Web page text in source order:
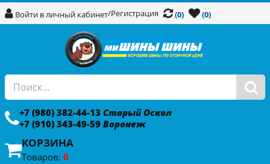
Войти в личный кабинет/Регистрация (0) (0)
+7 (980) 382-44-13 Старый Оскол
+7 (910) 343-49-59 Воронеж
КОРЗИНА
Товаров: 0